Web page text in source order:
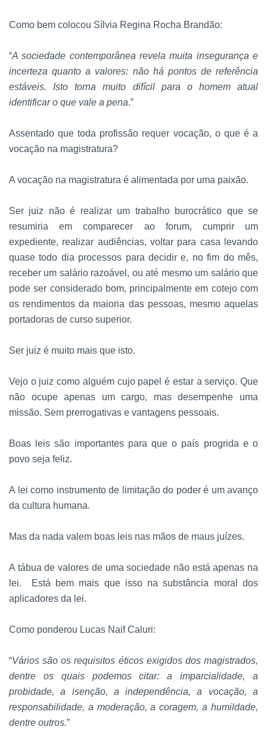
Como bem colocou Sílvia Regina Rocha Brandão:
“A sociedade contemporânea revela muita insegurança e
incerteza quanto a valores: não há pontos de referência
estáveis. Isto torna muito difícil para o homem atual
identificar o que vale a pena.”
Assentado que toda profissão requer vocação, o que é a
vocação na magistratura?
A vocação na magistratura é alimentada por uma paixão.
Ser juiz não é realizar um trabalho burocrático que se
resumiria em comparecer ao forum, cumprir um
expediente, realizar audiências, voltar para casa levando
quase todo dia processos para decidir e, no fim do mês,
receber um salário razoável, ou até mesmo um salário que
pode ser considerado bom, principalmente em cotejo com
os rendimentos da maioria das pessoas, mesmo aquelas
portadoras de curso superior.
Ser juiz é muito mais que isto.
Vejo o juiz como alguém cujo papel é estar a serviço. Que
não ocupe apenas um cargo, mas desempenhe uma
missão. Sem prerrogativas e vantagens pessoais.
Boas leis são importantes para que o país progrida e o
povo seja feliz.
A lei como instrumento de limitação do poder é um avanço
da cultura humana.
Mas da nada valem boas leis nas mãos de maus juízes.
A tábua de valores de uma sociedade não está apenas na
lei.
Está bem mais que isso na substância moral dos
aplicadores da lei.
Como ponderou Lucas Naif Caluri:
“Vários são os requisitos éticos exigidos dos magistrados,
dentre os quais podemos citar: a imparcialidade, a
probidade, a isenção, a independência, a vocação, a
responsabilidade, a moderação, a coragem, a humildade,
dentre outros.”